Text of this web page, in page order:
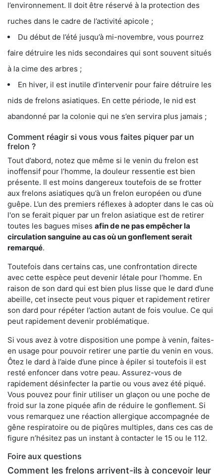
l’environnement. Il doit être réservé à la protection des
ruches dans le cadre de l’activité apicole ;
Du début de l’été jusqu’à mi-novembre, vous pourrez
faire détruire les nids secondaires qui sont souvent situés
à la cime des arbres ;
En hiver, il est inutile d’intervenir pour faire détruire les
nids de frelons asiatiques. En cette période, le nid est
abandonné par la colonie qui ne s’en servira plus jamais ;
Comment réagir si vous vous faites piquer par un
frelon ?
Tout d’abord, notez que même si le venin du frelon est
inoffensif pour l’homme, la douleur ressentie est bien
présente. Il est moins dangereux toutefois de se frotter
aux frelons asiatiques qu’à un frelon européen ou d’une
guêpe. L’un des premiers réflexes à adopter dans le cas où
l'on se ferait piquer par un frelon asiatique est de retirer
toutes les bagues mises afin de ne pas empêcher la
circulation sanguine au cas où un gonflement serait
remarqué.
Toutefois dans certains cas, une confrontation directe
avec cette espèce peut devenir létale pour l’homme. En
raison de son dard qui est bien plus lisse que le dard d’une
abeille, cet insecte peut vous piquer et rapidement retirer
son dard pour répéter l’action autant de fois voulue. Ce qui
peut rapidement devenir problématique.
Si vous avez à votre disposition une pompe à venin, faites-
en usage pour pouvoir retirer une partie du venin en vous.
Ôtez le dard à l’aide d’une pince à épiler si toutefois il est
resté enfoncer dans votre peau. Assurez-vous de
rapidement désinfecter la partie ou vous avez été piqué.
Vous pouvez pour finir utiliser un glaçon ou une poche de
froid sur la zone piquée afin de réduire le gonflement. Si
vous remarquez une réaction allergique accompagnée de
gêne respiratoire ou de piqûres multiples, dans ces cas de
figure n’hésitez pas un instant à contacter le 15 ou le 112.
Foire aux questions
Comment les frelons arrivent-ils à concevoir leur